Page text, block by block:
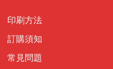
印刷方法
訂購須知
常見問題